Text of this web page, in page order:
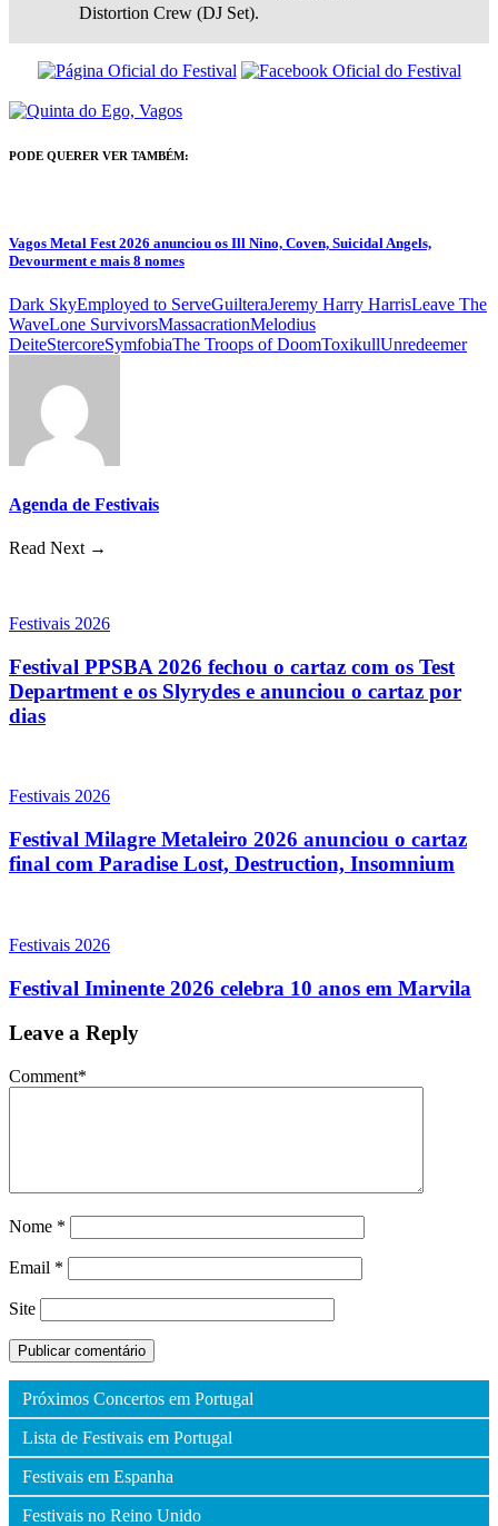
Distortion Crew (DJ Set).
PODE QUERER VER TAMBÉM:
Vagos Metal Fest 2026 anunciou os Ill Nino, Coven, Suicidal Angels,
Devourment e mais 8 nomes
Dark SkyEmployed to ServeGuilteraJeremy Harry HarrisLeave The
WaveLone SurvivorsMassacrationMelodius
DeiteStercoreSymfobiaThe Troops of DoomToxikullUnredeemer
Agenda de Festivais
Read Next →
Festivais 2026
Festival PPSBA 2026 fechou o cartaz com os Test
Department e os Slyrydes e anunciou o cartaz por
dias
Festivais 2026
Festival Milagre Metaleiro 2026 anunciou o cartaz
final com Paradise Lost, Destruction, Insomnium
Festivais 2026
Festival Iminente 2026 celebra 10 anos em Marvila
Leave a Reply
Comment*
Nome *
Email *
Site
Próximos Concertos em Portugal
Lista de Festivais em Portugal
Festivais em Espanha
Festivais no Reino Unido